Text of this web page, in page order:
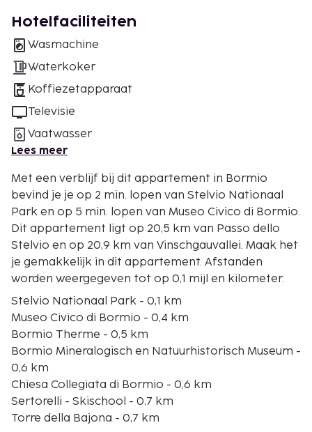
Hotelfaciliteiten
Wasmachine
Waterkoker
Koffiezetapparaat
Televisie
Vaatwasser
Lees meer
Met een verblijf bij dit appartement in Bormio
bevind je je op 2 min. lopen van Stelvio Nationaal
Park en op 5 min. lopen van Museo Civico di Bormio.
Dit appartement ligt op 20,5 km van Passo dello
Stelvio en op 20,9 km van Vinschgauvallei. Maak het
je gemakkelijk in dit appartement. Afstanden
worden weergegeven tot op 0,1 mijl en kilometer.
Stelvio Nationaal Park - 0,1 km
Museo Civico di Bormio - 0,4 km
Bormio Therme - 0,5 km
Bormio Mineralogisch en Natuurhistorisch Museum -
0,6 km
Chiesa Collegiata di Bormio - 0,6 km
Sertorelli - Skischool - 0,7 km
Torre della Bajona - 0,7 km